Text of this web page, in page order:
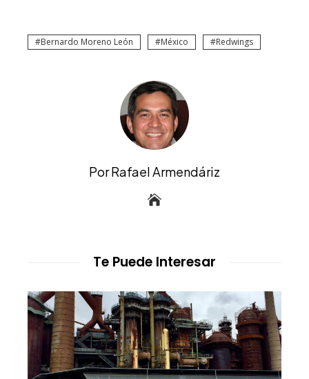
Bernardo Moreno León México Redwings
Por Rafael Armendáriz
Te Puede Interesar